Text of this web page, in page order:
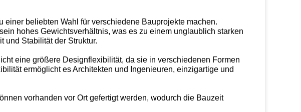
beliebten Wahl für verschiedene Bauprojekte machen.
hohes Gewichtsverhältnis, was es zu einem unglaublich starken
und Stabilität der Struktur.
eine größere Designflexibilität, da sie in verschiedenen Formen
ermöglicht es Architekten und Ingenieuren, einzigartige und
vorhanden vor Ort gefertigt werden, wodurch die Bauzeit